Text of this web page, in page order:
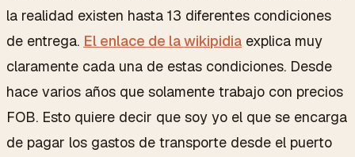
la realidad existen hasta 13 diferentes condiciones
de entrega. El enlace de la wikipidia explica muy
claramente cada una de estas condiciones. Desde
hace varios años que solamente trabajo con precios
FOB. Esto quiere decir que soy yo el que se encarga
de pagar los gastos de transporte desde el puerto